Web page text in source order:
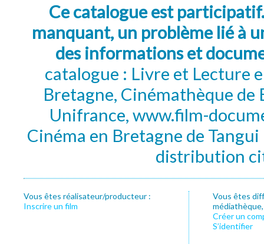
Ce catalogue est
manquant, un problème lié à
des informations et
catalogue : Livre et Lecture
Bretagne, Cinémathèque de
Unifrance, www.film-
Cinéma en Bretagne de
distribution
Vous êtes réalisateur/producteur :
Inscrire un film
Vous êtes
Créer un
S’identifier